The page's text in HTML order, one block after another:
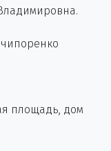
площадь, дом